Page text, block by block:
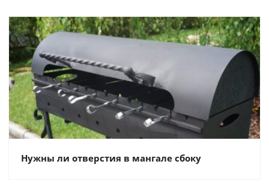
Нужны ли отверстия в мангале сбоку